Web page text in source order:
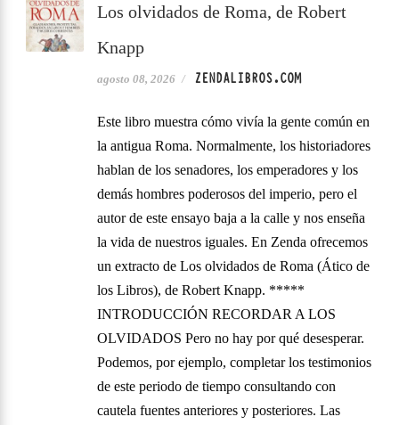
Los olvidados de Roma, de Robert
Knapp
agosto 08, 2026 / ZENDALIBROS.COM
Este libro muestra cómo vivía la gente común en
la antigua Roma. Normalmente, los historiadores
hablan de los senadores, los emperadores y los
demás hombres poderosos del imperio, pero el
autor de este ensayo baja a la calle y nos enseña
la vida de nuestros iguales. En Zenda ofrecemos
un extracto de Los olvidados de Roma (Ático de
los Libros), de Robert Knapp. *****
INTRODUCCIÓN RECORDAR A LOS
OLVIDADOS Pero no hay por qué desesperar.
Podemos, por ejemplo, completar los testimonios
de este periodo de tiempo consultando con
cautela fuentes anteriores y posteriores. Las